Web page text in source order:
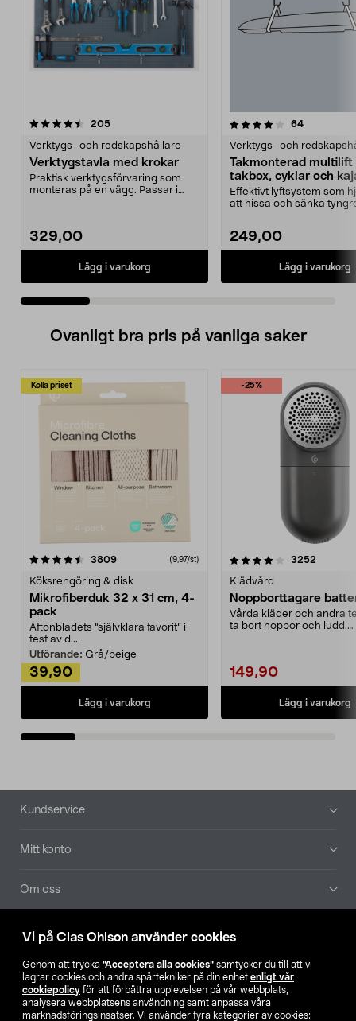
Vi på Clas Ohlson använder cookies
Genom att trycka ”Acceptera alla cookies” samtycker du till att vi
lagrar cookies och andra spårtekniker på din enhet enligt vår
cookiepolicy för att förbättra upplevelsen på vår webbplats,
analysera webbplatsens användning samt anpassa våra
marknadsföringsinsatser. Vi använder fyra kategorier av cookies:
205recensioner
Verktygs- och redskapshållare
Verktygstavla med krokar
Praktisk verktygsförvaring som
monteras på en vägg. Passar i
329,00
Lägg i varukorg
4.0 av 5 stjärnor 64recensioner
Verktygs- och
Takmonterad multilift
takbox, cyklar och
Effektivt lyftsystem som
att hissa och sänka
249,00
Lägg i varukorg
4.5 av 5 stjärnor
Ovanligt bra pris på vanliga saker
Kolla priset
3809recensioner (9,97/st)
Köksrengöring & disk
Mikrofiberduk 32 x 31 cm, 4-
pack
Aftonbladets "självklara favorit” i
test av d...
Utförande: Grå/beige
39,90
Lägg i varukorg
-25%
4.0av 5 stjärnor 3252
Klädvård
Noppborttagare
Vårda kläder och andra
ta bort noppor och ludd.
149,90
Lägg i varukorg
4.5av 5 stjärnor
Sidfot
Kundservice
Mitt konto
Om oss
Aktuellt
Våra bolag
Hitta butik